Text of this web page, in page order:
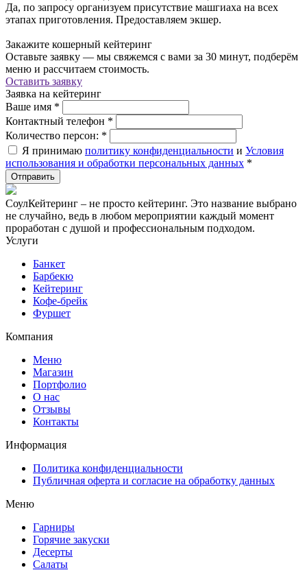
Да, по запросу организуем присутствие машгиаха на всех
этапах приготовления. Предоставляем экшер.
Закажите кошерный кейтеринг
Оставьте заявку — мы свяжемся с вами за 30 минут, подберём
меню и рассчитаем стоимость.
Оставить заявку
Заявка на кейтеринг
Ваше имя *
Контактный телефон *
Количество персон: *
Я принимаю политику конфиденциальности и Условия
использования и обработки персональных данных *
СоулКейтеринг – не просто кейтеринг. Это название выбрано
не случайно, ведь в любом мероприятии каждый момент
проработан с душой и профессиональным подходом.
Услуги
Банкет
Барбекю
Кейтеринг
Кофе-брейк
Фуршет
Компания
Меню
Магазин
Портфолио
О нас
Отзывы
Контакты
Информация
Политика конфиденциальности
Публичная оферта и согласие на обработку данных
Меню
Гарниры
Горячие закуски
Десерты
Салаты